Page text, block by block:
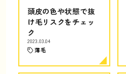
頭皮の色や状態で抜
け毛リスクをチェッ
ク
2023.03.04
薄毛